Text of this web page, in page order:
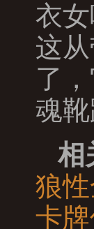
衣
这
了
魂
相
狼
卡